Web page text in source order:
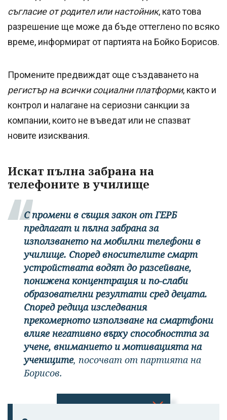
съгласие от родител или настойник, като това
разрешение ще може да бъде оттеглено по всяко
време, информират от партията на Бойко Борисов.
Промените предвиждат още създаването на
регистър на всички социални платформи, както и
контрол и налагане на сериозни санкции за
компании, които не въведат или не спазват
новите изисквания.
Искат пълна забрана на
телефоните в училище
С промени в същия закон от ГЕРБ
предлагат и пълна забрана за
използването на мобилни телефони в
училище. Според вносителите смарт
устройствата водят до разсейване,
понижена концентрация и по-слаби
образователни резултати сред децата.
Според редица изследвания
прекомерното използване на смартфони
влияе негативно върху способността за
учене, вниманието и мотивацията на
учениците, посочват от партията на
Борисов.